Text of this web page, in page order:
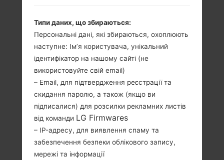
2.8 in
400 x 240 пікселів
(~167 щільність
пікселів на дюйм)
108 грам (3.81
унції)
Зємний Li-Ion 900
mAh
-
Типи даних, що збираються:
Персональні дані, які збираються, охоплюють
наступне: Ім’я користувача, унікальний
ідентифікатор на нашому сайті (не
використовуйте свій email)
– Email, для підтвердження реєстрації та
скидання паролю, а також (якщо ви
підписалися) для розсилки рекламних листів
від команди LG Firmwares
– IP-адресу, для виявлення спаму та
забезпечення безпеки облікового запису,
мережі та інформації